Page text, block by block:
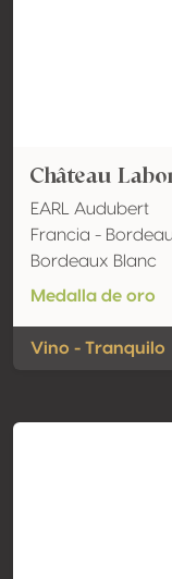
Château
EARL Audubert
Francia -
Bordeaux Blanc
Medalla de oro
Vino - Tranquilo